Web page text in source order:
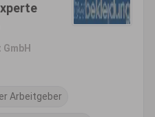
Arbeitgeber